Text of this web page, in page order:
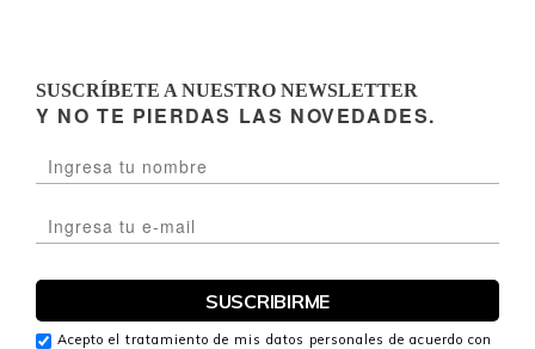
SUSCRÍBETE A NUESTRO NEWSLETTER
Y NO TE PIERDAS LAS NOVEDADES.
Acepto el tratamiento de mis datos personales de acuerdo con